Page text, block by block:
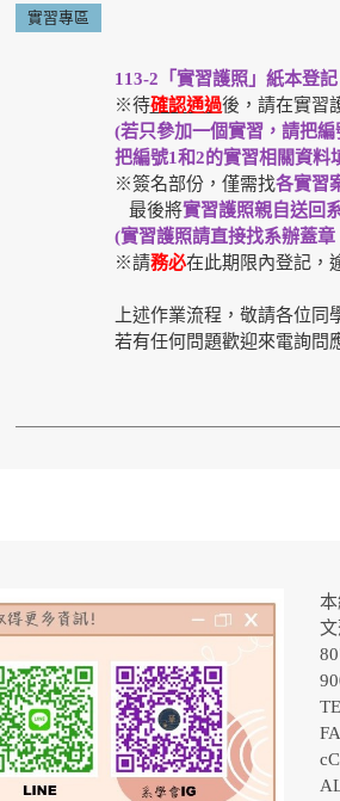
實習專區
113-2「實習護照」紙本登記
※待確認通過後，請在實習
(若只參加一個實習，請把
把編號1和2的實習相關資料
※簽名部份，僅需找各實習
最後將實習護照親自送回
(實習護照請直接找系辦蓋
※請務必在此期限內登記，
上述作業流程，敬請各位同
若有任何問題歡迎來電詢問